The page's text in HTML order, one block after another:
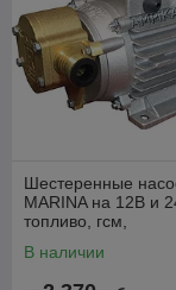
Шестеренные
MARINA на 12В и
топливо, гсм,
отработка
В наличии